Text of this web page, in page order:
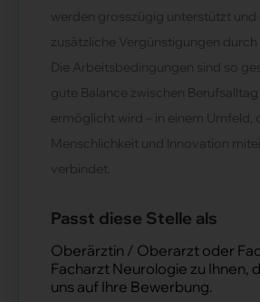
werden grosszügig unterstützt und
zusätzliche Vergünstigungen durch
Die Arbeitsbedingungen sind so
gute Balance zwischen
ermöglicht wird – in einem Umfeld,
Menschlichkeit und Innovation
verbindet.
Passt diese Stelle als
Oberärztin / Oberarzt oder
Facharzt Neurologie zu Ihnen,
uns auf Ihre Bewerbung.